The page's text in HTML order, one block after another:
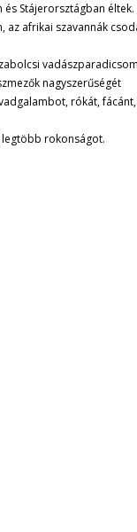
Stájerorsztágban éltek.
az afrikai szavannák
nagyszerűségét
rókát,
legtöbb rokonságot.